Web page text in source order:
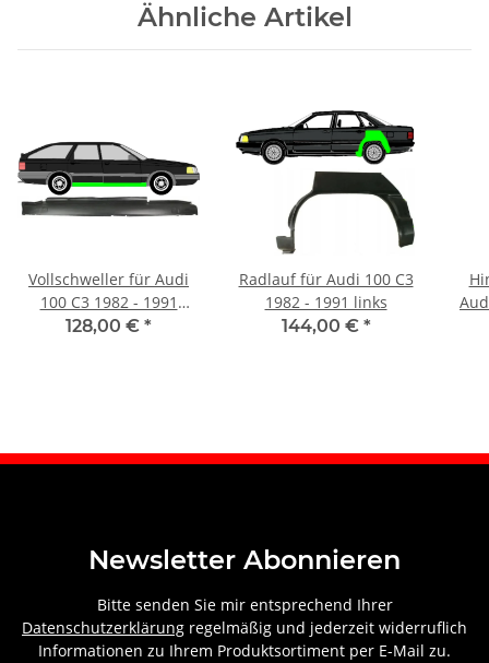
Ähnliche Artikel
Vollschweller für Audi
100 C3 1982 - 1991
rechts
128,00 € *
Radlauf für Audi 100 C3
1982 - 1991 links
144,00 € *
Newsletter Abonnieren
Bitte senden Sie mir entsprechend Ihrer
Datenschutzerklärung regelmäßig und jederzeit widerruflich
Informationen zu Ihrem Produktsortiment per E-Mail zu.